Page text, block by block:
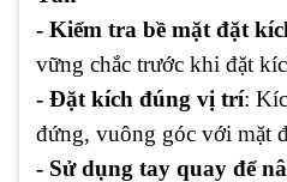
- Kiểm tra bề mặt đặt
vững chắc trước khi đặt
- Đặt kích đúng vị trí:
đứng, vuông góc với mặt
- Sử dụng tay quay để